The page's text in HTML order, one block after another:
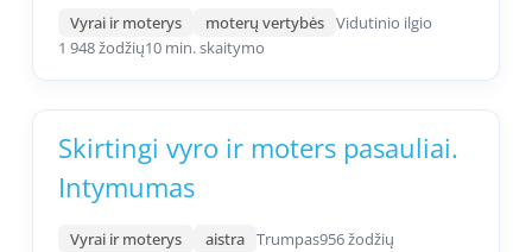
Vyrai ir moterys moterų vertybės Vidutinio ilgio
1 948 žodžių10 min. skaitymo
Skirtingi vyro ir moters pasauliai.
Intymumas
Vyrai ir moterys aistra Trumpas956 žodžių